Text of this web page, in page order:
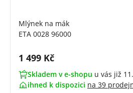
Mlýnek na mák
ETA 0028 96000
Cena s DPH:
1 499 Kč
Skladem v e-shopu u vás již
ihned k dispozici na 39